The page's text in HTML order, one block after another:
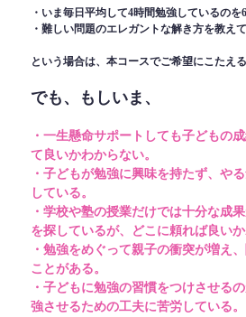
・いま毎日平均して4時間勉強しているの
・難しい問題のエレガントな解き方を教え
という場合は、本コースでご希望にこたえ
でも、もしいま、
・一生懸命サポートしても子どもの
て良いかわからない。
・子どもが勉強に興味を持たず、や
している。
・学校や塾の授業だけでは十分な成
を探しているが、どこに頼れば良いか
・勉強をめぐって親子の衝突が増え
ことがある。
・子どもに勉強の習慣をつけさせる
強させるための工夫に苦労している。